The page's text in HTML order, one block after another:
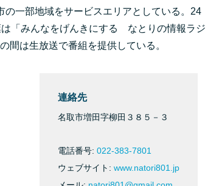
一部地域をサービスエリアとしている。24
「みんなをげんきにする なとりの情報ラジ
間は生放送で番組を提供している。
連絡先
名取市増田字柳田３８５－３
電話番号: 022-383-7801
ウェブサイト: www.natori801.jp